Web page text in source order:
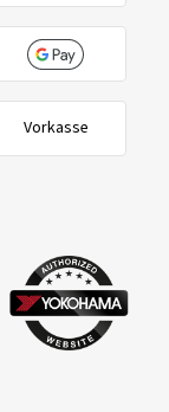
Vorkasse